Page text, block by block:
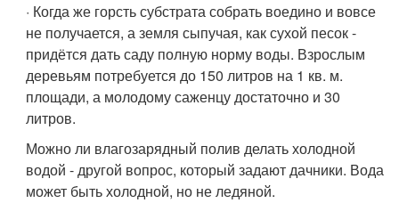
· Когда же горсть субстрата собрать воедино и вовсе
не получается, а земля сыпучая, как сухой песок -
придётся дать саду полную норму воды. Взрослым
деревьям потребуется до 150 литров на 1 кв. м.
площади, а молодому саженцу достаточно и 30
литров.
Можно ли влагозарядный полив делать холодной
водой - другой вопрос, который задают дачники. Вода
может быть холодной, но не ледяной.